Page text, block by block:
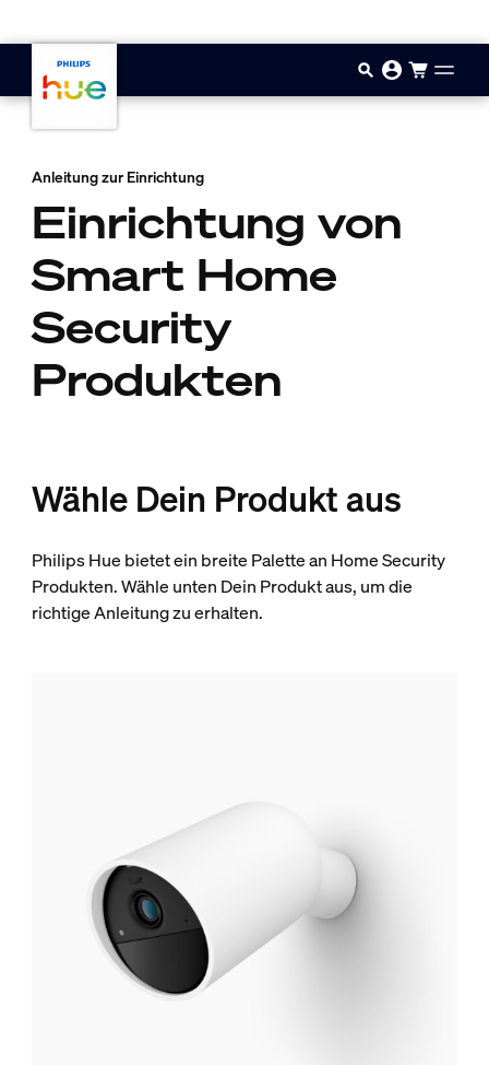
Anleitung zur Einrichtung
Einrichtung von
Smart Home
Security
Produkten
Wähle Dein Produkt aus
Philips Hue bietet ein breite Palette an Home Security
Produkten. Wähle unten Dein Produkt aus, um die
richtige Anleitung zu erhalten.